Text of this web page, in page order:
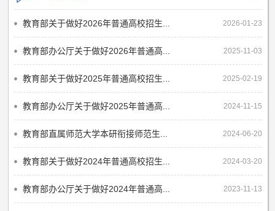
教育部关于做好2026年普通高校招生... 2026-01-23
教育部办公厅关于做好2026年普通高... 2025-11-03
教育部关于做好2025年普通高校招生... 2025-02-19
教育部办公厅关于做好2025年普通高... 2024-11-15
教育部直属师范大学本研衔接师范生... 2024-06-20
教育部关于做好2024年普通高校招生... 2024-03-20
教育部办公厅关于做好2024年普通高... 2023-11-13